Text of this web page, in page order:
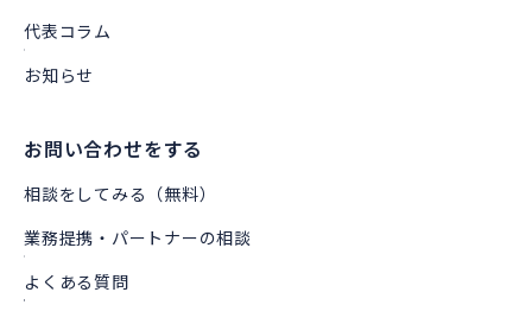
代表コラム
お知らせ
お問い合わせをする
相談をしてみる（無料）
業務提携・パートナーの相談
よくある質問